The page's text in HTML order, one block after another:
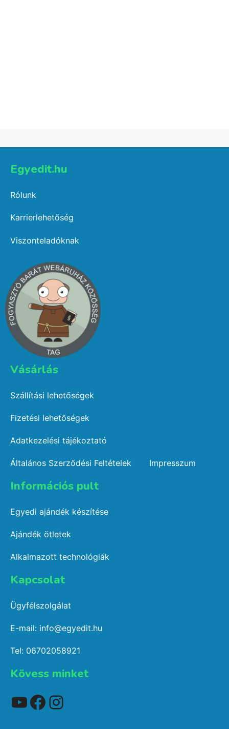
Egyedit.hu
Rólunk
Karrierlehetőség
Viszonteladóknak
Vásárlás​
Szállítási lehetőségek
Fizetési lehetőségek
Adatkezelési tájékoztató
Általános Szerződési Feltételek Impresszum
Információs pult​
Egyedi ajándék készítése
Ajándék ötletek
Alkalmazott technológiák
Kapcsolat​
Ügyfélszolgálat
E-mail: info@egyedit.hu
Tel: 06702058921
Kövess minket
YouTube
Facebook
Instagram